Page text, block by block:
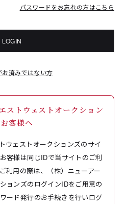
パスワードをお忘れの方はこちら
LOGIN
お済みではない方
ストウェストオークション
客様へ
ウェストオークションズのサイ
客様は同じIDで当サイトのご利
利用の際は、（株）ニューアー
ョンズのログインIDをご用意の
ード発行のお手続きを行いログ